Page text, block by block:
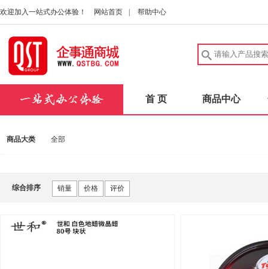
欢迎加入一站式办公体验！ 网站首页 帮助中心
首 页 商品中心
商品大类 全部
综合排序 销量 价格 评价